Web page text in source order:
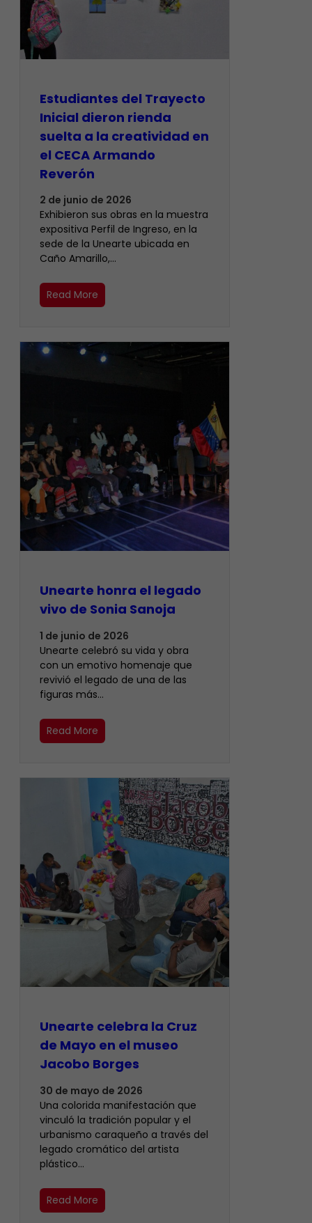
Estudiantes del Trayecto
Inicial dieron rienda
suelta a la creatividad en
el CECA Armando
Reverón
2 de junio de 2026
Exhibieron sus obras en la muestra
expositiva Perfil de Ingreso, en la
sede de la Unearte ubicada en
Caño Amarillo,…
Read More
Unearte honra el legado
vivo de Sonia Sanoja
1 de junio de 2026
Unearte celebró su vida y obra
con un emotivo homenaje que
revivió el legado de una de las
figuras más…
Read More
Unearte celebra la Cruz
de Mayo en el museo
Jacobo Borges
30 de mayo de 2026
Una colorida manifestación que
vinculó la tradición popular y el
urbanismo caraqueño a través del
legado cromático del artista
plástico…
Read More